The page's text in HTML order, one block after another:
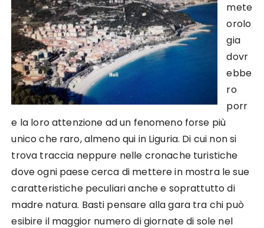
mete
orolo
gia
dovr
ebbe
ro
porr
e la loro attenzione ad un fenomeno forse più
unico che raro, almeno qui in Liguria. Di cui non si
trova traccia neppure nelle cronache turistiche
dove ogni paese cerca di mettere in mostra le sue
caratteristiche peculiari anche e soprattutto di
madre natura. Basti pensare alla gara tra chi può
esibire il maggior numero di giornate di sole nel